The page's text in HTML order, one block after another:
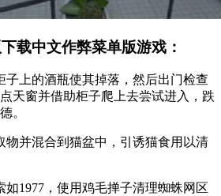
载中文作弊菜单版游戏：
子上的酒瓶使其掉落，然后出门检查
天窗并借助柜子爬上去尝试进入，跌
。
物并混合到猫盆中，引诱猫食用以清
如1977，使用鸡毛掸子清理蜘蛛网区